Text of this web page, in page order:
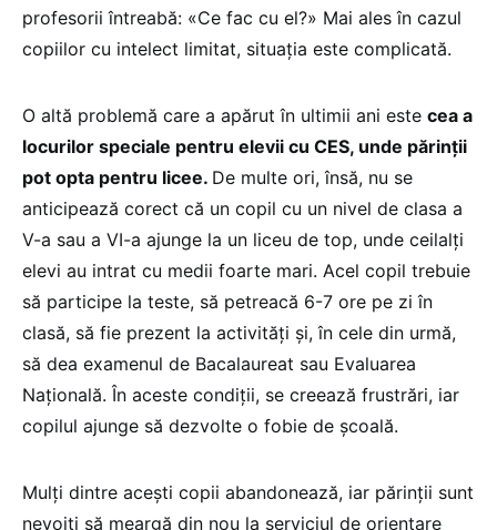
profesorii întreabă: «Ce fac cu el?» Mai ales în cazul
copiilor cu intelect limitat, situația este complicată.
O altă problemă care a apărut în ultimii ani este cea a
locurilor speciale pentru elevii cu CES, unde părinții
pot opta pentru licee. De multe ori, însă, nu se
anticipează corect că un copil cu un nivel de clasa a
V-a sau a VI-a ajunge la un liceu de top, unde ceilalți
elevi au intrat cu medii foarte mari. Acel copil trebuie
să participe la teste, să petreacă 6-7 ore pe zi în
clasă, să fie prezent la activități și, în cele din urmă,
să dea examenul de Bacalaureat sau Evaluarea
Națională. În aceste condiții, se creează frustrări, iar
copilul ajunge să dezvolte o fobie de școală.
Mulți dintre acești copii abandonează, iar părinții sunt
nevoiți să meargă din nou la serviciul de orientare